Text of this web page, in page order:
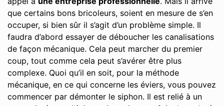
que certains bons bricoleurs, soient en mesure de s’en
occuper, si bien sûr il s’agit d’un problème simple. Il
faudra d’abord essayer de déboucher les canalisations
de façon mécanique. Cela peut marcher du premier
coup, tout comme cela peut s’avérer être plus
complexe. Quoi qu’il en soit, pour la méthode
mécanique, en ce qui concerne les éviers, vous pouvez
commencer par démonter le siphon. Il est relié à un